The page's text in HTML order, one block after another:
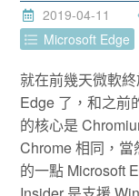
2019-04-11
Microsoft Edge
就在前幾天微軟
Edge 了，和之前
的核心是
Chrome 相同，
的一點 Microsoft